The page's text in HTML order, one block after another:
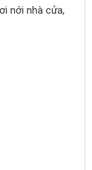
nới nhà cửa,